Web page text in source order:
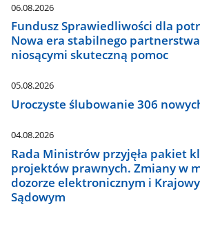
06.08.2026
Fundusz Sprawiedliwości dla
Nowa era stabilnego
niosącymi skuteczną pomoc
05.08.2026
Uroczyste ślubowanie 306
04.08.2026
Rada Ministrów przyjęła pakiet
projektów prawnych. Zmiany w
dozorze elektronicznym i
Sądowym